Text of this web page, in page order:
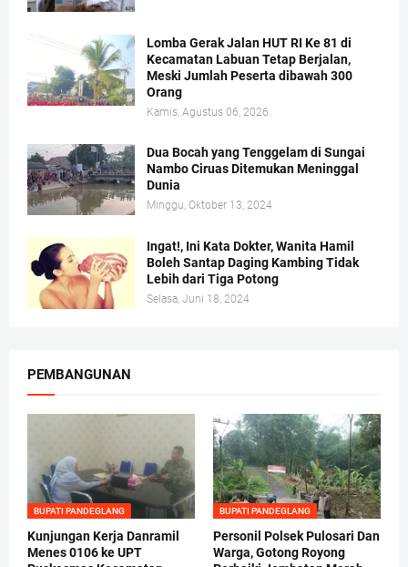
Lomba Gerak Jalan HUT RI Ke 81 di
Kecamatan Labuan Tetap Berjalan,
Meski Jumlah Peserta dibawah 300
Orang
Kamis, Agustus 06, 2026
Dua Bocah yang Tenggelam di Sungai
Nambo Ciruas Ditemukan Meninggal
Dunia
Minggu, Oktober 13, 2024
Ingat!, Ini Kata Dokter, Wanita Hamil
Boleh Santap Daging Kambing Tidak
Lebih dari Tiga Potong
Selasa, Juni 18, 2024
PEMBANGUNAN
BUPATI PANDEGLANG
Kunjungan Kerja Danramil
Menes 0106 ke UPT
BUPATI PANDEGLANG
Personil Polsek Pulosari Dan
Warga, Gotong Royong